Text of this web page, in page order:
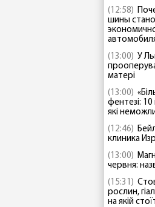
(12:58)
шины
(13:00) У
матері
(13:00)
фентезі: 10
які
(12:46)
клиника
(13:00)
червня:
(15:31)
рослин,
на якій